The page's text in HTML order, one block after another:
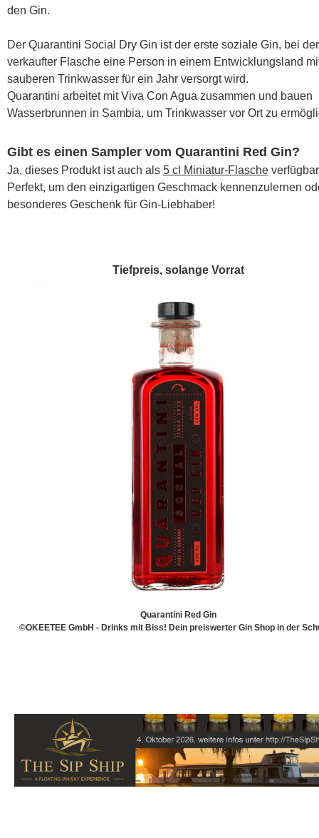
den Gin.
Der Quarantini Social Dry Gin ist der erste soziale Gin, bei
verkaufter Flasche eine Person in einem Entwicklungsland
sauberen Trinkwasser für ein Jahr versorgt wird.
Quarantini arbeitet mit Viva Con Agua zusammen und bauen
Wasserbrunnen in Sambia, um Trinkwasser vor Ort zu
Gibt es einen Sampler vom Quarantini Red Gin?
Ja, dieses Produkt ist auch als 5 cl Miniatur-Flasche
Perfekt, um den einzigartigen Geschmack kennenzulernen
besonderes Geschenk für Gin-Liebhaber!
Tiefpreis, solange Vorrat
Quarantini Red Gin
©OKEETEE GmbH - Drinks mit Biss! Dein preiswerter Gin Shop in der